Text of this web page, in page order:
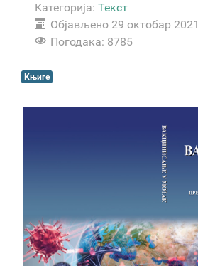
Категорија: Текст
Објављено 29 октобар 2021
Погодака: 8785
Књиге